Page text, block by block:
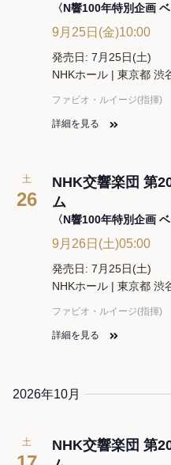
〈N響100年特別企画
9月25日(金)10:00
発売日: 7月25日(土)
NHKホール | 東京都 渋
ファビオ・ルイージ(指揮)
詳細を見る
土
26
NHK交響楽団 第
ム
〈N響100年特別企画
9月26日(土)05:00
発売日: 7月25日(土)
NHKホール | 東京都 渋
ファビオ・ルイージ(指揮)
詳細を見る
2026年10月
土
NHK交響楽団 第